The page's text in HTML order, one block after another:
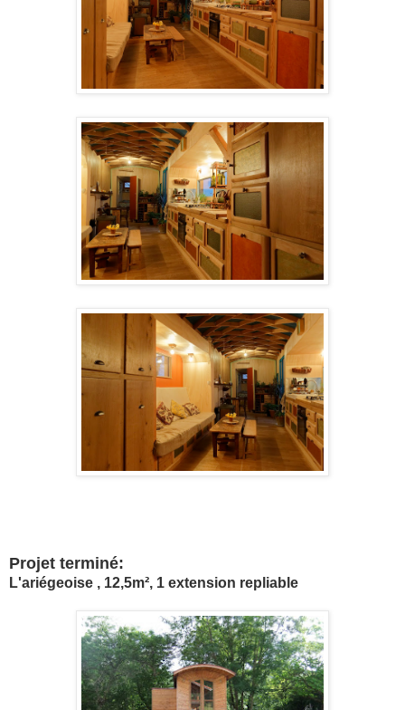
Projet terminé:
L'ariégeoise , 12,5m², 1 extension repliable